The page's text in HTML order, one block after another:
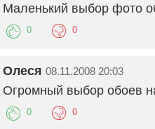
Маленький выбор фото
0 0
Олеся 08.11.2008 20:03
Огромный выбор обоев
0 0